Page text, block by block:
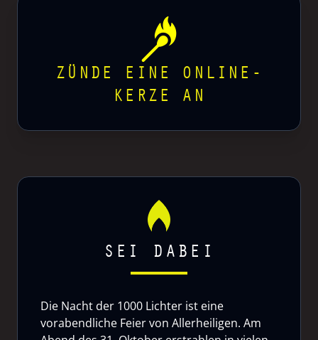
ZÜNDE EINE ONLINE-
KERZE AN
SEI DABEI
Die Nacht der 1000 Lichter ist eine
vorabendliche Feier von Allerheiligen. Am